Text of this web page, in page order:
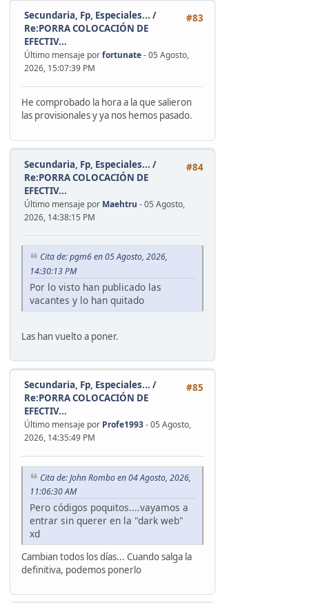
#83
Secundaria, Fp, Especiales... /
Re:PORRA COLOCACIÓN DE
EFECTIV...
Último mensaje porfortunate- 05 Agosto,
2026, 15:07:39 PM
He comprobado la hora a la que salieron
las provisionales y ya nos hemos pasado.
#84
Secundaria, Fp, Especiales... /
Re:PORRA COLOCACIÓN DE
EFECTIV...
Último mensaje por Maehtru - 05 Agosto,
2026, 14:38:15 PM
Cita de: pgm6 en 05 Agosto, 2026,
14:30:13 PM
Por lo visto han publicado las
vacantes y lo han quitado
Las han vuelto a poner.
#85
Secundaria, Fp, Especiales... /
Re:PORRA COLOCACIÓN DE
EFECTIV...
Último mensaje por Profe1993- 05 Agosto,
2026, 14:35:49 PM
Cita de: John Rombo en 04 Agosto, 2026,
11:06:30 AM
Pero códigos poquitos....vayamos a
entrar sin querer en la "dark web"
xd
Cambian todos los días... Cuando salga la
definitiva, podemos ponerlo